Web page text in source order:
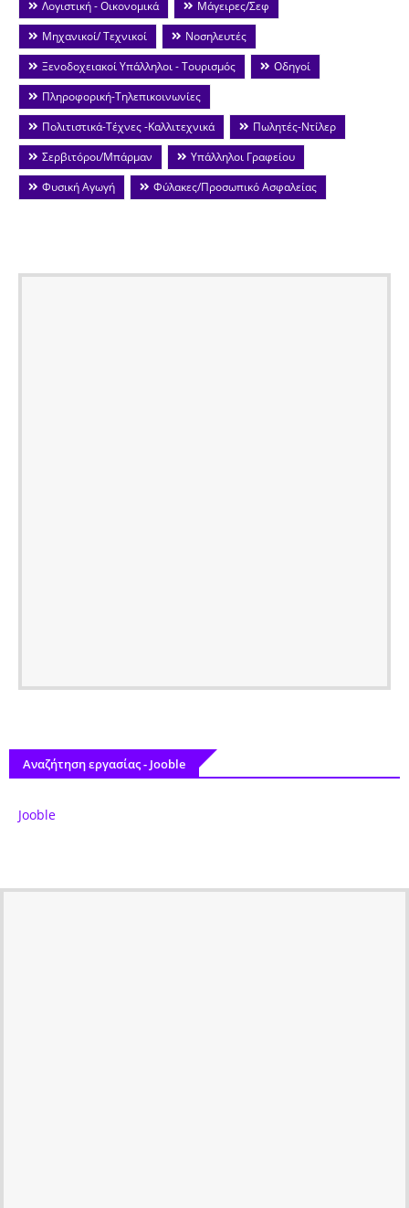
Λογιστική - Οικονομικά
Μάγειρες/Σεφ
Μηχανικοί/ Τεχνικοί
Νοσηλευτές
Ξενοδοχειακοί Υπάλληλοι - Τουρισμός
Οδηγοί
Πληροφορική-Τηλεπικοινωνίες
Πολιτιστικά-Τέχνες -Καλλιτεχνικά
Πωλητές-Ντίλερ
Σερβιτόροι/Μπάρμαν
Υπάλληλοι Γραφείου
Φυσική Αγωγή
Φύλακες/Προσωπικό Ασφαλείας
Αναζήτηση εργασίας - Jooble
Jooble